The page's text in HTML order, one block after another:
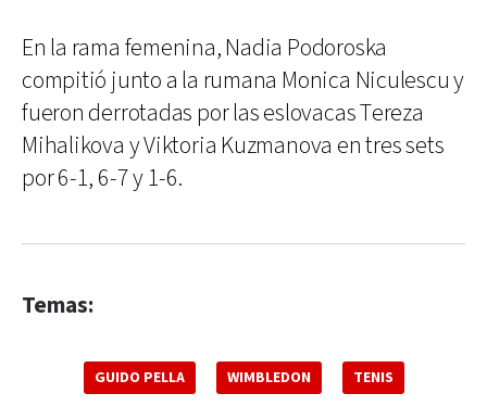
En la rama femenina, Nadia Podoroska
compitió junto a la rumana Monica Niculescu y
fueron derrotadas por las eslovacas Tereza
Mihalikova y Viktoria Kuzmanova en tres sets
por 6-1, 6-7 y 1-6.
Temas:
GUIDO PELLA WIMBLEDON TENIS